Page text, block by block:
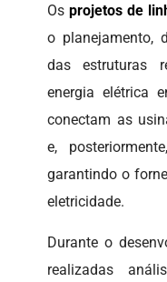
Osprojetos de
o planejamento,
das estruturas
energia elétrica
conectam as
e,
garantindo o
eletricidade.
Durante o
realizadas